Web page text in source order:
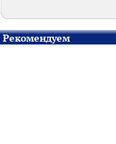
Рекомендуем